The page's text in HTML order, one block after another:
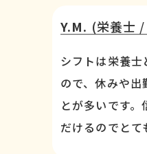
Y.M. (栄養士
シフトは栄養
ので、休みや出
とが多いです
だけるのでとて